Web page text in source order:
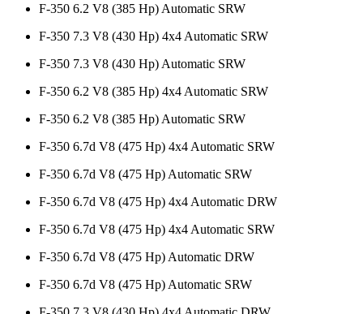
F-350 6.2 V8 (385 Hp) Automatic SRW
F-350 7.3 V8 (430 Hp) 4x4 Automatic SRW
F-350 7.3 V8 (430 Hp) Automatic SRW
F-350 6.2 V8 (385 Hp) 4x4 Automatic SRW
F-350 6.2 V8 (385 Hp) Automatic SRW
F-350 6.7d V8 (475 Hp) 4x4 Automatic SRW
F-350 6.7d V8 (475 Hp) Automatic SRW
F-350 6.7d V8 (475 Hp) 4x4 Automatic DRW
F-350 6.7d V8 (475 Hp) 4x4 Automatic SRW
F-350 6.7d V8 (475 Hp) Automatic DRW
F-350 6.7d V8 (475 Hp) Automatic SRW